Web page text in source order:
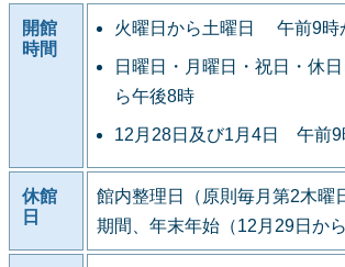
開館
時間
火曜日から土曜日 午前9時
日曜日・月曜日・祝日・休
ら午後8時
12月28日及び1月4日 午前9
休館
日
館内整理日（原則毎月第2木曜
期間、年末年始（12月29日から